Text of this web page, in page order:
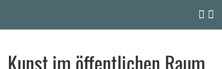
Kunst im öffentlichen Raum